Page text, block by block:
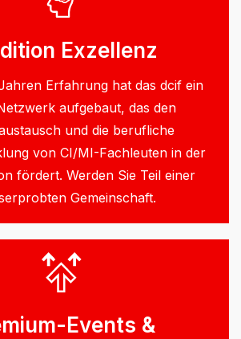
Exzellenz
Erfahrung hat das dcif ein
aufgebaut, das den
und die berufliche
von CI/MI-Fachleuten in der
fördert. Werden Sie Teil einer
Gemeinschaft.
Events &